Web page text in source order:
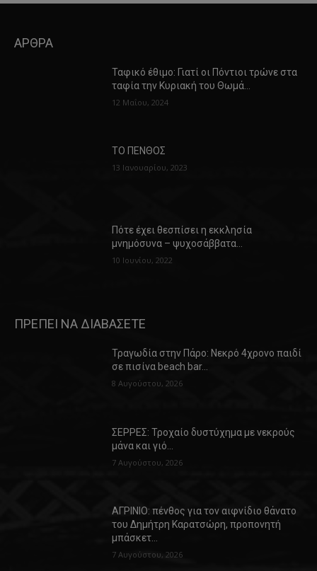
ΑΡΘΡΑ
Ταφικό έθιμο: Γιατί οι Πόντιοι τρώνε στα
ταφία την Κυριακή του Θωμά…
12 Μαΐου, 2024
ΤΟ ΠΕΝΘΟΣ
13 Ιανουαρίου, 2023
Πότε έχει θεσπίσει η εκκλησία
μνημόσυνα – ψυχοσάββατα…
10 Ιουνίου, 2022
ΠΡΕΠΕΙ ΝΑ ΔΙΑΒΑΣΕΤΕ
Τραγωδία στην Πάρο: Νεκρό 4χρονο παιδί
σε πισίνα beach bar…
8 Αυγούστου, 2026
ΣΕΡΡΕΣ: Τροχαίο δυστύχημα με νεκρούς
μάνα και γιό…
7 Αυγούστου, 2026
ΑΓΡΙΝΙΟ: πένθος για τον αιφνίδιο θάνατο
του Δημήτρη Καρατσώρη, προπονητή
μπάσκετ…
7 Αυγούστου, 2026